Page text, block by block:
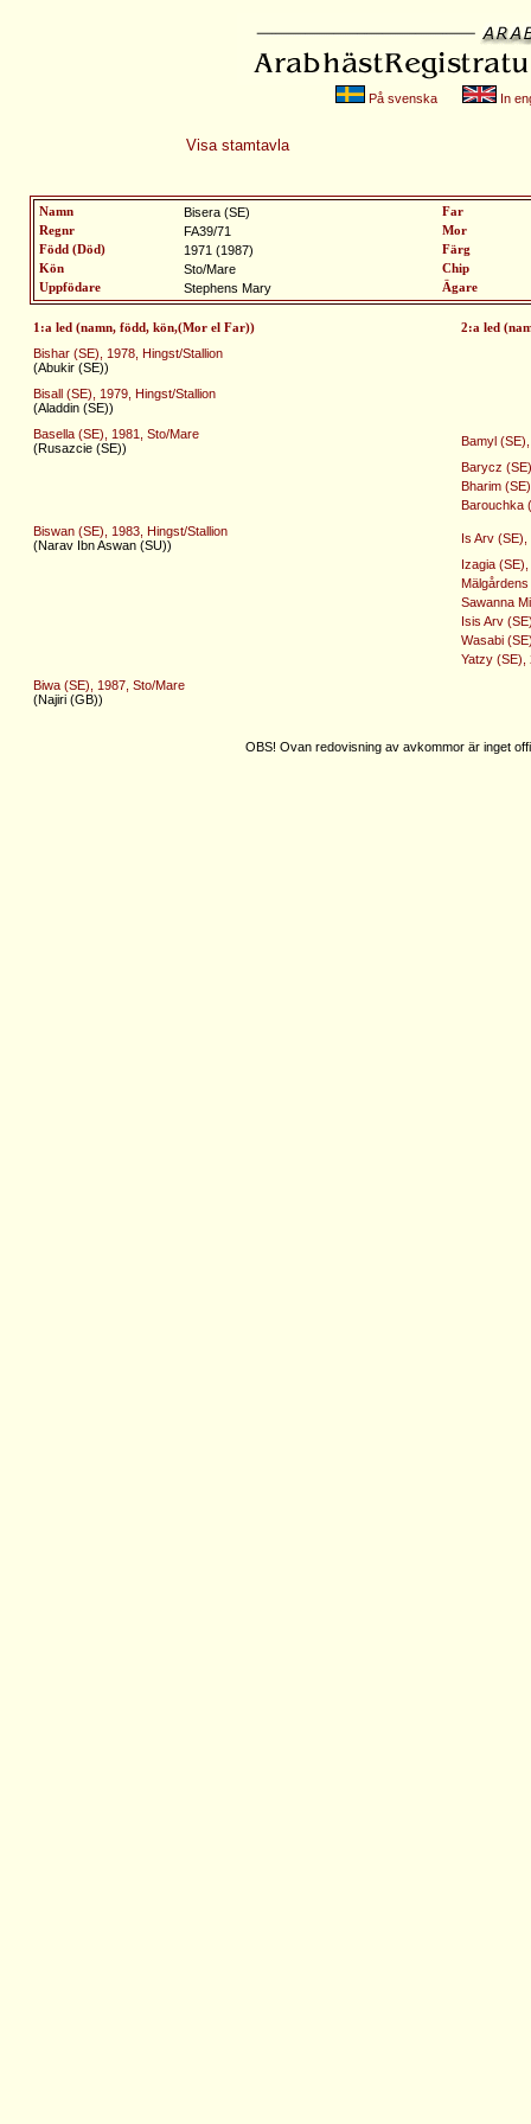
På svenska In
Visa stamtavla
Namn Bisera (SE)
Far
Regnr
FA39/71
Mor
Född (Död)
1971 (1987)
Färg
Kön
Sto/Mare
Chip
Uppfödare
Stephens Mary Ägare
1:a led (namn, född, kön,(Mor el Far)) 2:a led
Bishar (SE), 1978, Hingst/Stallion
(Abukir (SE))
Bisall (SE), 1979, Hingst/Stallion
(Aladdin (SE))
Basella (SE), 1981, Sto/Mare
(Rusazcie (SE))
Bamyl
Barycz
Bharim
Barouchka
Biswan (SE), 1983, Hingst/Stallion
(Narav Ibn Aswan (SU))
Is Arv (SE),
Izagia
Sawanna
Isis Arv
Wasabi
Yatzy (SE),
Biwa (SE), 1987, Sto/Mare
(Najiri (GB))
OBS! Ovan redovisning av avkommor är inget